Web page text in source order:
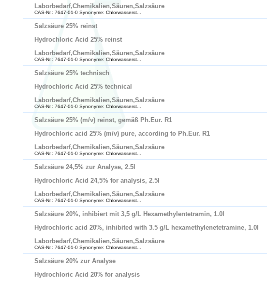
Laborbedarf,Chemikalien,Säuren,Salzsäure
CAS-Nr.: 7647-01-0 Synonyme: Chlorwasserst...
Salzsäure 25% reinst
Hydrochloric Acid 25% reinst
Laborbedarf,Chemikalien,Säuren,Salzsäure
CAS-Nr.: 7647-01-0 Synonyme: Chlorwasserst...
Salzsäure 25% technisch
Hydrochloric Acid 25% technical
Laborbedarf,Chemikalien,Säuren,Salzsäure
CAS-Nr.: 7647-01-0 Synonyme: Chlorwasserst...
Salzsäure 25% (m/v) reinst, gemäß Ph.Eur. R1
Hydrochloric acid 25% (m/v) pure, according to Ph.Eur. R1
Laborbedarf,Chemikalien,Säuren,Salzsäure
CAS-Nr.: 7647-01-0 Synonyme: Chlorwasserst...
Salzsäure 24,5% zur Analyse, 2.5l
Hydrochloric Acid 24,5% for analysis, 2.5l
Laborbedarf,Chemikalien,Säuren,Salzsäure
CAS-Nr.: 7647-01-0 Synonyme: Chlorwasserst...
Salzsäure 20%, inhibiert mit 3,5 g/L Hexamethylentetramin, 1.0l
Hydrochloric acid 20%, inhibited with 3.5 g/L hexamethylenetetramine, 1.0l
Laborbedarf,Chemikalien,Säuren,Salzsäure
CAS-Nr.: 7647-01-0 Synonyme: Chlorwasserst...
Salzsäure 20% zur Analyse
Hydrochloric Acid 20% for analysis